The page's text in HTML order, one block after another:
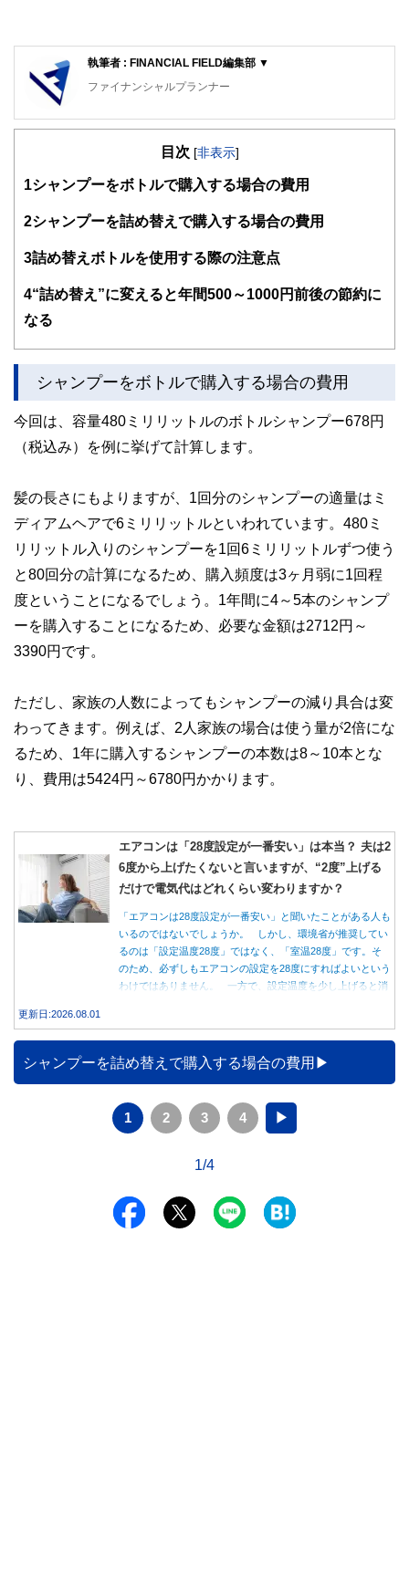
執筆者 : FINANCIAL FIELD編集部 ▼
ファイナンシャルプランナー
FinancialField編集部は、金融、経済に関する記事を、日々
知識がない方でも理解できるようわかりやすく発信していま
得者を中心に「お金や暮らし」に関する書籍・雑誌の編集経
験者で構成され、企画立案から記事掲載まですべての工程に
護士、税理士、宅地建物取引士、相続診断士、住宅ローンア
をわかりやすく発信している点です。
執筆者・監修者による執筆体制を築くことで、内容のわかり
やすさはもちろんのこと、読み応えのあるコンテンツと確か
な情報発信を実現しています。
私たちは、快適でより良い生活のアイデアを提供するお金の
コンシェルジュを目指します。
目次 [非表示]
1 シャンプーをボトルで購入する場合の費用
2シャンプーを詰め替えで購入する場合の費用
3詰め替えボトルを使用する際の注意点
4“詰め替え”に変えると年間500～1000円前後の節約に
なる
シャンプーをボトルで購入する場合の費用
今回は、容量480ミリリットルのボトルシャンプー678円
（税込み）を例に挙げて計算します。
髪の長さにもよりますが、1回分のシャンプーの適量はミ
ディアムヘアで6ミリリットルといわれています。480ミ
リリットル入りのシャンプーを1回6ミリリットルずつ使う
と80回分の計算になるため、購入頻度は3ヶ月弱に1回程
度ということになるでしょう。1年間に4～5本のシャンプ
ーを購入することになるため、必要な金額は2712円～
3390円です。
ただし、家族の人数によってもシャンプーの減り具合は変
わってきます。例えば、2人家族の場合は使う量が2倍にな
るため、1年に購入するシャンプーの本数は8～10本とな
り、費用は5424円～6780円かかります。
エアコンは「28度設定が一番安い」は本当？ 夫は2
6度から上げたくないと言いますが、“2度”上げる
だけで電気代はどれくらい変わりますか？
「エアコンは28度設定が一番安い」と聞いたことがある人も
いるのではないでしょうか。 しかし、環境省が推奨してい
るのは「設定温度28度」ではなく、「室温28度」です。そ
のため、必ずしもエアコンの設定を28度にすればよいという
わけではありません。 一方で、設定温度を少し上げると消
データをもとに、節約効果の目安と快適に過ごすためのポイ
ントを分かりやすく解説します。
更新日:2026.08.01
シャンプーを詰め替えで購入する場合の費用
1 2 3 4 ▶
1/4